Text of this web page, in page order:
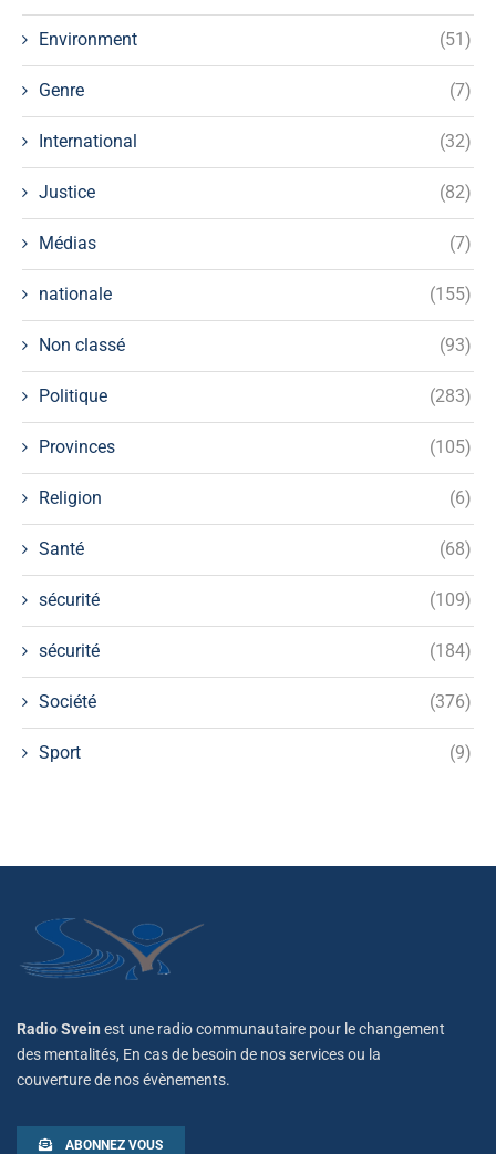
Environment (51)
Genre (7)
International (32)
Justice (82)
Médias (7)
nationale (155)
Non classé (93)
Politique (283)
Provinces (105)
Religion (6)
Santé (68)
sécurité (109)
sécurité (184)
Société (376)
Sport (9)
Radio Svein est une radio communautaire pour le changement
des mentalités, En cas de besoin de nos services ou la
couverture de nos évènements.
ABONNEZ VOUS